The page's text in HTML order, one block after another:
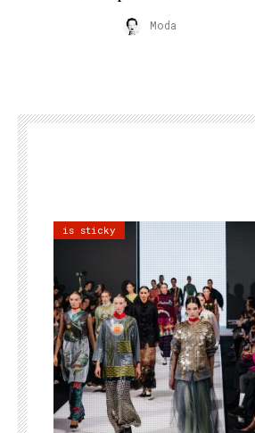
Moda
is sticky